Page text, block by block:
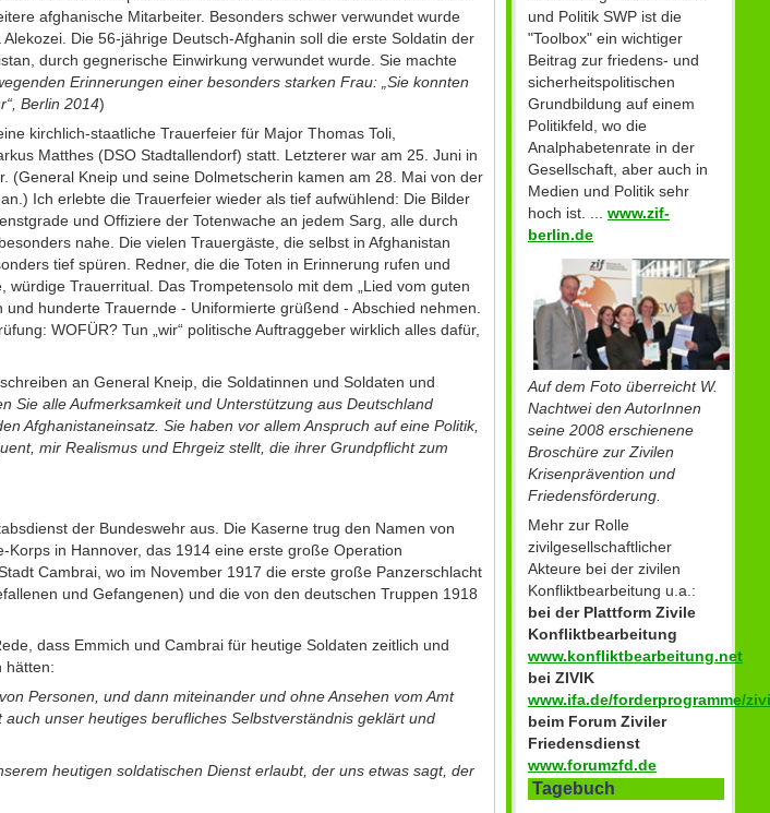
afghanische Mitarbeiter. Besonders schwer verwundet wurde
Die 56-jährige Deutsch-Afghanin soll die erste Soldatin der
durch gegnerische Einwirkung verwundet wurde. Sie machte
Erinnerungen einer besonders starken Frau: „Sie konnten
Berlin 2014)
kirchlich-staatliche Trauerfeier für Major Thomas Toli,
Matthes (DSO Stadtallendorf) statt. Letzterer war am 25. Juni in
(General Kneip und seine Dolmetscherin kamen am 28. Mai von der
Ich erlebte die Trauerfeier wieder als tief aufwühlend: Die Bilder
und Offiziere der Totenwache an jedem Sarg, alle durch
nahe. Die vielen Trauergäste, die selbst in Afghanistan
tief spüren. Redner, die die Toten in Erinnerung rufen und
Trauerritual. Das Trompetensolo mit dem „Lied vom guten
hunderte Trauernde - Uniformierte grüßend - Abschied nehmen.
WOFÜR? Tun „wir“ politische Auftraggeber wirklich alles dafür,
an General Kneip, die Soldatinnen und Soldaten und
Sie alle Aufmerksamkeit und Unterstützung aus Deutschland
Afghanistaneinsatz. Sie haben vor allem Anspruch auf eine Politik,
mir Realismus und Ehrgeiz stellt, die ihrer Grundpflicht zum
der Bundeswehr aus. Die Kaserne trug den Namen von
in Hannover, das 1914 eine erste große Operation
Cambrai, wo im November 1917 die erste große Panzerschlacht
und Gefangenen) und die von den deutschen Truppen 1918
dass Emmich und Cambrai für heutige Soldaten zeitlich und
hätten:
Personen, und dann miteinander und ohne Ansehen vom Amt
unser heutiges berufliches Selbstverständnis geklärt und
heutigen soldatischen Dienst erlaubt, der uns etwas sagt, der
und Politik SWP ist die
"Toolbox" ein wichtiger
Beitrag zur friedens- und
sicherheitspolitischen
Grundbildung auf einem
Politikfeld, wo die
Analphabetenrate in der
Gesellschaft, aber auch in
Medien und Politik sehr
hoch ist. ... www.zif-
berlin.de
Auf dem Foto überreicht W.
Nachtwei den AutorInnen
seine 2008 erschienene
Broschüre zur Zivilen
Krisenprävention und
Friedensförderung.
Mehr zur Rolle
zivilgesellschaftlicher
Akteure bei der zivilen
Konfliktbearbeitung u.a.:
bei der Plattform Zivile
Konfliktbearbeitung
www.konfliktbearbeitung.net
bei ZIVIK
www.ifa.de/forderprogramme/
beim Forum Ziviler
Friedensdienst
www.forumzfd.de
Tagebuch